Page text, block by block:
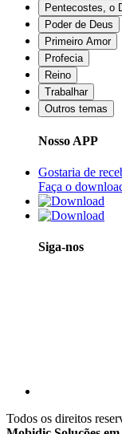
Pentecostes, o
Poder de Deus
Primeiro Amor
Profecia
Reino
Trabalhar
Outros temas
Nosso APP
Gostaria de
Faça o
Siga-nos
Todos os direitos